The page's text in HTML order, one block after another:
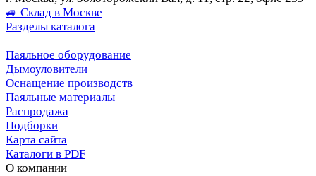
🚙 Склад в Москве
Разделы каталога
Паяльное оборудование
Дымоуловители
Оснащение производств
Паяльные материалы
Распродажа
Подборки
Карта сайта
Каталоги в PDF
О компании